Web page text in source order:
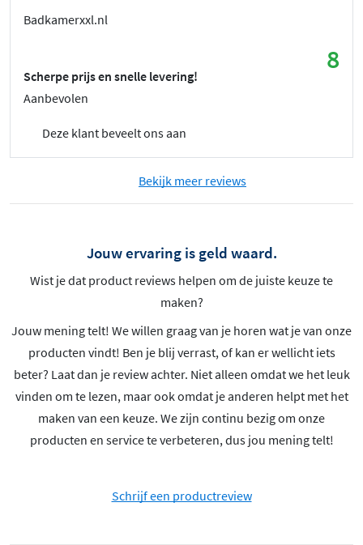
Badkamerxxl.nl
8
Scherpe prijs en snelle levering!
Aanbevolen
Deze klant beveelt ons aan
Bekijk meer reviews
Jouw ervaring is geld waard.
Wist je dat product reviews helpen om de juiste keuze te
maken?
Jouw mening telt! We willen graag van je horen wat je van onze
producten vindt! Ben je blij verrast, of kan er wellicht iets
beter? Laat dan je review achter. Niet alleen omdat we het leuk
vinden om te lezen, maar ook omdat je anderen helpt met het
maken van een keuze. We zijn continu bezig om onze
producten en service te verbeteren, dus jou mening telt!
Schrijf een productreview